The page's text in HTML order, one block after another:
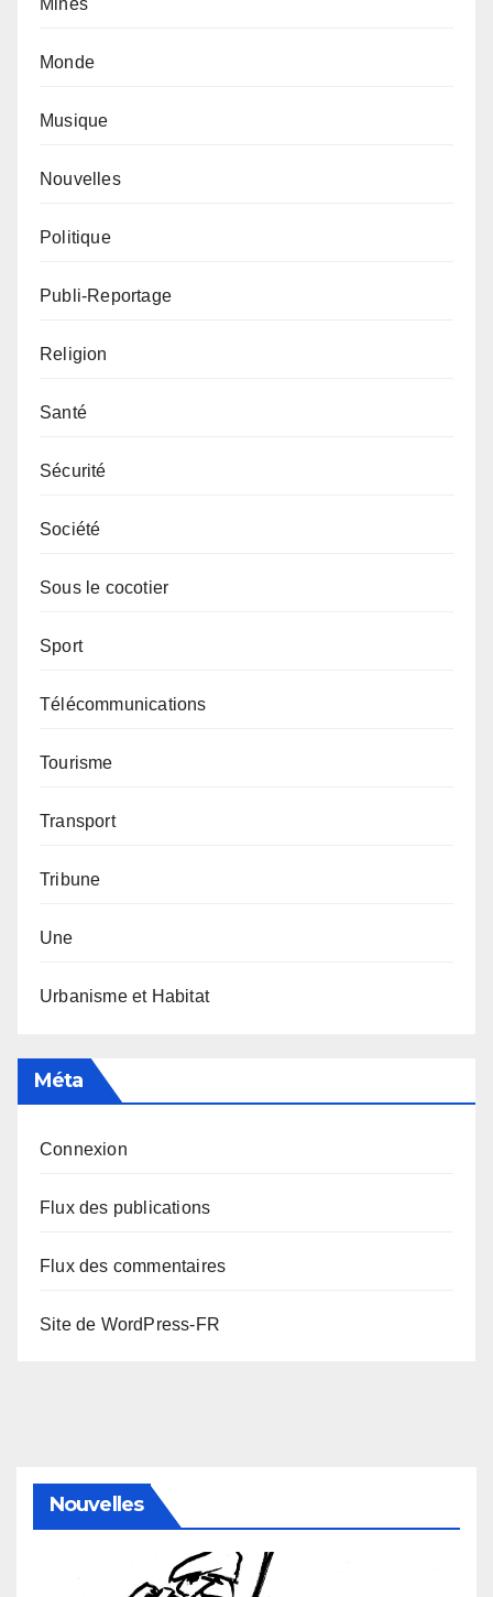
Monde
Musique
Nouvelles
Politique
Publi-Reportage
Religion
Santé
Sécurité
Société
Sous le cocotier
Sport
Télécommunications
Tourisme
Transport
Tribune
Une
Urbanisme et Habitat
Méta
Connexion
Flux des publications
Flux des commentaires
Site de WordPress-FR
Nouvelles